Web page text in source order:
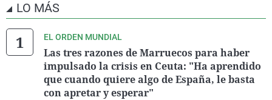
LO MÁS
EL ORDEN MUNDIAL
Las tres razones de Marruecos para haber
impulsado la crisis en Ceuta: "Ha aprendido
que cuando quiere algo de España, le basta
con apretar y esperar"